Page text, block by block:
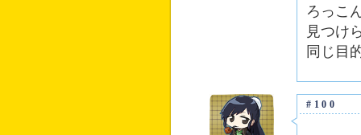
ろっこ
見つけ
同じ目
#100